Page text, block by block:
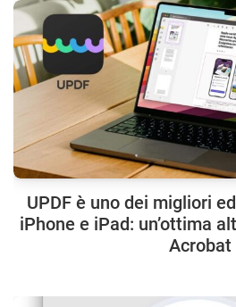
UPDF è uno dei migliori
iPhone e iPad: un’ottima
Acrobat